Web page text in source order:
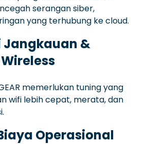
serangan siber,
yang terhubung ke cloud.
Jangkauan &
memerlukan tuning yang
wifi lebih cepat, merata, dan
Operasional